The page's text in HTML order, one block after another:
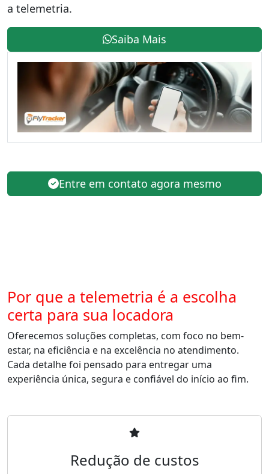
a telemetria.
Saiba Mais
Entre em contato agora mesmo
Por que a telemetria é a escolha
certa para sua locadora
Oferecemos soluções completas, com foco no bem-
estar, na eficiência e na excelência no atendimento.
Cada detalhe foi pensado para entregar uma
experiência única, segura e confiável do início ao fim.
Redução de custos